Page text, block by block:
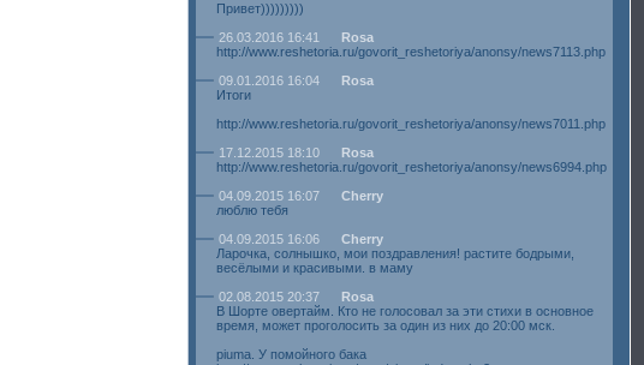
Привет)))))))))
26.03.2016 16:41
Rosa
http://www.reshetoria.ru/govorit_reshetoriya/anonsy/news7113.php
09.01.2016 16:04
Rosa
Итоги
http://www.reshetoria.ru/govorit_reshetoriya/anonsy/news7011.php
17.12.2015 18:10
Rosa
http://www.reshetoria.ru/govorit_reshetoriya/anonsy/news6994.php
04.09.2015 16:07
Cherry
люблю тебя
04.09.2015 16:06
Cherry
Ларочка, солнышко, мои поздравления! растите бодрыми,
весёлыми и красивыми. в маму
02.08.2015 20:37
Rosa
В Шорте овертайм. Кто не голосовал за эти стихи в основное
время, может проголосить за один из них до 20:00 мск.
piuma. У помойного бака